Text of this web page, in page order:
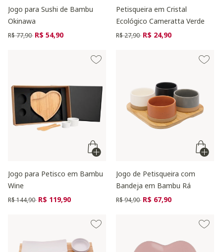
Jogo para Sushi de Bambu
Okinawa
Preço reduzido de
R$ 77,90 para
R$ 54,90
Petisqueira em Cristal
Ecológico Cameratta Verde
Preço reduzido de
R$ 27,90 para
R$ 24,90
Jogo para Petisco em Bambu
Wine
Preço reduzido de
R$ 144,90 para
R$ 119,90
Jogo de Petisqueira com
Bandeja em Bambu Rá
Preço reduzido de
R$ 94,90 para
R$ 67,90